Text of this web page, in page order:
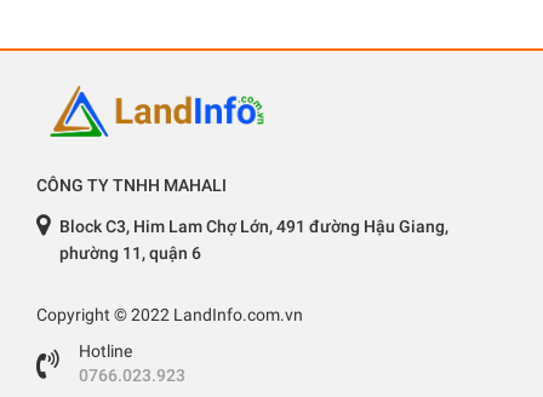
CÔNG TY TNHH MAHALI
Block C3, Him Lam Chợ Lớn, 491 đường Hậu Giang,
phường 11, quận 6
Copyright © 2022 LandInfo.com.vn
Hotline
0766.023.923